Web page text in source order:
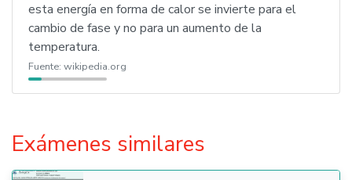
esta energía en forma de calor se invierte para el
cambio de fase y no para un aumento de la
temperatura.
Fuente: wikipedia.org
Exámenes similares